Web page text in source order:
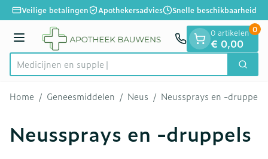
Ga naar de inhoud
1 van 1
Veilige betalingen Apothekersadvies Snelle beschikbaarheid
Menu
Product, merk, categorie...
M Zoek
0 artikelen
€ 0,00
0
Home / Geneesmiddelen / Neus / Neussprays en -druppels
Neussprays en -druppels